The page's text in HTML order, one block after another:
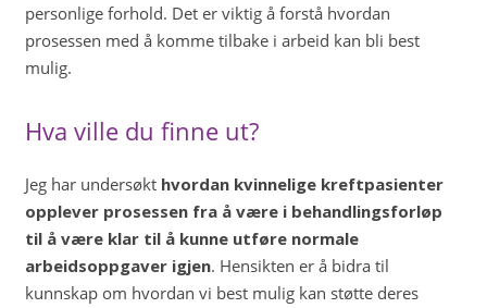
personlige forhold. Det er viktig å forstå hvordan
prosessen med å komme tilbake i arbeid kan bli best
mulig.
Hva ville du finne ut?
Jeg har undersøkt hvordan kvinnelige kreftpasienter
opplever prosessen fra å være i behandlingsforløp
til å være klar til å kunne utføre normale
arbeidsoppgaver igjen. Hensikten er å bidra til
kunnskap om hvordan vi best mulig kan støtte deres